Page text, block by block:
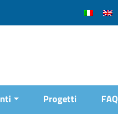
Progetti FAQ